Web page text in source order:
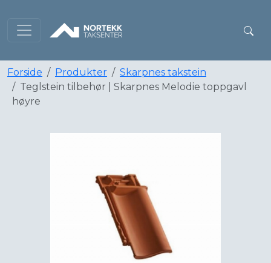
Forside Produkter
Skarpnes takstein
Teglstein tilbehør | Skarpnes Melodie toppgavl
høyre